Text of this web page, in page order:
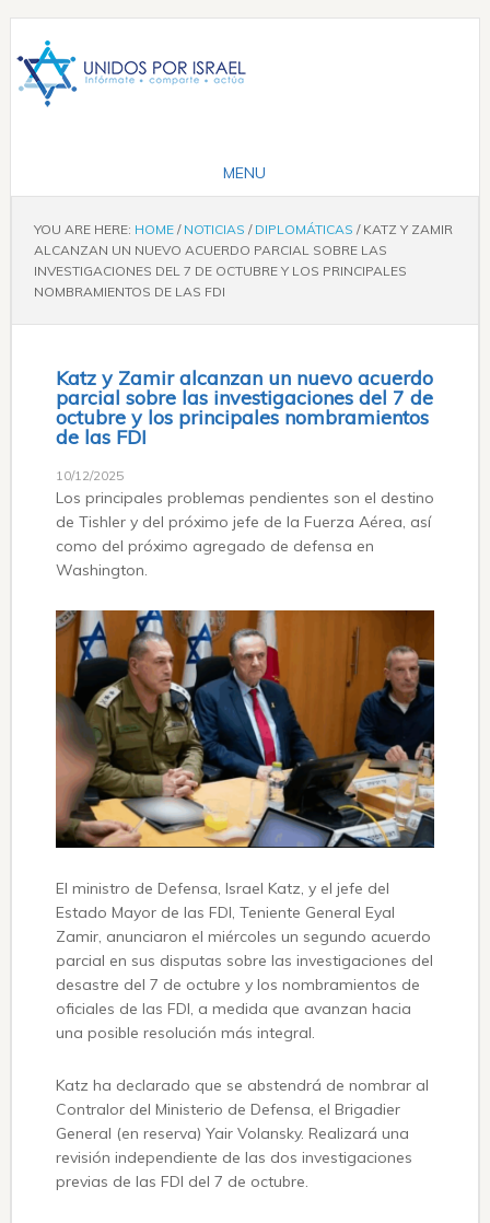
YOU ARE HERE: HOME / NOTICIAS / DIPLOMÁTICAS /KATZ Y ZAMIR
ALCANZAN UN NUEVO ACUERDO PARCIAL SOBRE LAS
INVESTIGACIONES DEL 7 DE OCTUBRE Y LOS PRINCIPALES
NOMBRAMIENTOS DE LAS FDI
Katz y Zamir alcanzan un nuevo acuerdo
parcial sobre las investigaciones del 7 de
octubre y los principales nombramientos
de las FDI
10/12/2025
Los principales problemas pendientes son el destino
de Tishler y del próximo jefe de la Fuerza Aérea, así
como del próximo agregado de defensa en
Washington.
El ministro de Defensa, Israel Katz, y el jefe del
Estado Mayor de las FDI, Teniente General Eyal
Zamir, anunciaron el miércoles un segundo acuerdo
parcial en sus disputas sobre las investigaciones del
desastre del 7 de octubre y los nombramientos de
oficiales de las FDI, a medida que avanzan hacia
una posible resolución más integral.
Katz ha declarado que se abstendrá de nombrar al
Contralor del Ministerio de Defensa, el Brigadier
General (en reserva) Yair Volansky. Realizará una
revisión independiente de las dos investigaciones
previas de las FDI del 7 de octubre.